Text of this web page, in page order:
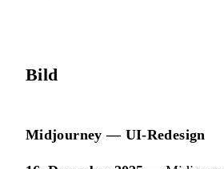
Bild
Midjourney — UI-Redesign